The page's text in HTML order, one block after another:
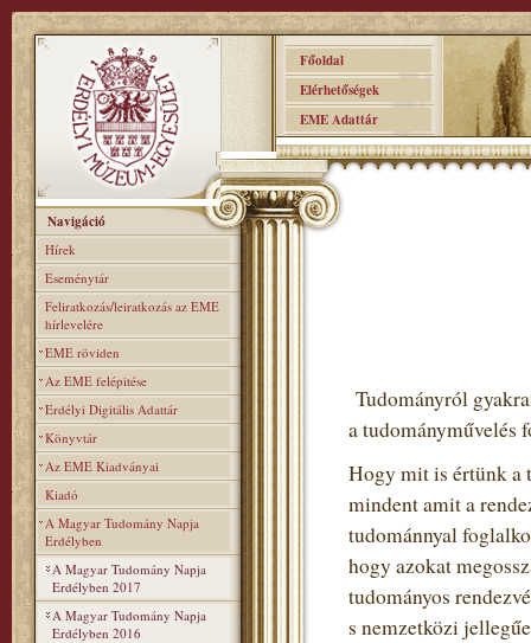
Főoldal
Elérhetőségek
EME Adattár
Navigáció
Hírek
Eseménytár
Feliratkozás/leiratkozás az EME
hírlevelére
EME röviden
Az EME felépitése
Erdélyi Digitális Adattár
Könyvtár
Az EME Kiadványai
Kiadó
A Magyar Tudomány Napja
Erdélyben
A Magyar Tudomány Napja
Erdélyben 2017
A Magyar Tudomány Napja
Erdélyben 2016
Tudományról
a tudományművelés
Hogy mit is értünk a
mindent amit a
tudománnyal
hogy azokat
tudományos
s nemzetközi